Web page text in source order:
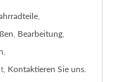
Bearbeitung
Kontaktieren Sie uns